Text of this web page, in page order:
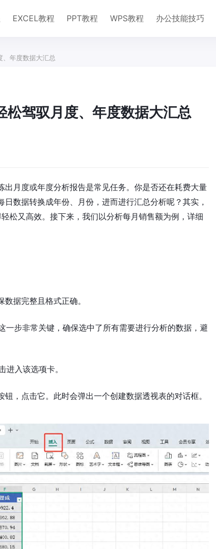
EXCEL教程 PPT教程 WPS教程 办公技能技巧
年度数据大汇总
驾驭月度、年度数据大汇总
月度或年度分析报告是常见任务。你是否还在耗费大量
数据转换成年份、月份，进而进行汇总分析呢？其实，
松又高效。接下来，我们以分析每月销售额为例，详细
据完整且格式正确。
步非常关键，确保选中了所有需要进行分析的数据，避
入该选项卡。
，点击它。此时会弹出一个创建数据透视表的对话框。